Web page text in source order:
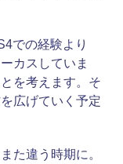
での経験より
カスしていま
を考えます。そ
広げていく予定
た違う時期に。